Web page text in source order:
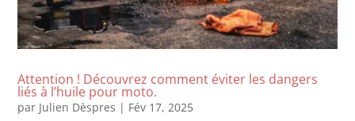
Attention ! Découvrez comment éviter les dangers
liés à l’huile pour moto.
par Julien Dèspres | Fév 17, 2025